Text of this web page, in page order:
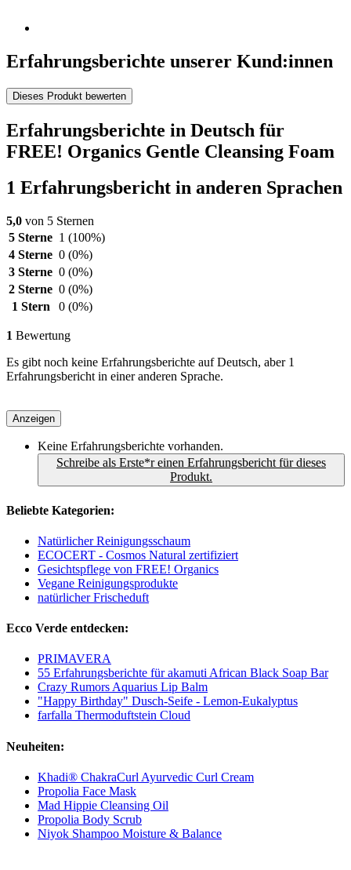
Erfahrungsberichte unserer Kund:innen
Dieses Produkt bewerten
Erfahrungsberichte in Deutsch für
FREE! Organics Gentle Cleansing Foam
1 Erfahrungsbericht in anderen Sprachen
5,0 von 5 Sternen
5 Sterne 1 (100%)
4 Sterne 0 (0%)
3 Sterne 0 (0%)
2 Sterne 0 (0%)
1 Stern
0 (0%)
1 Bewertung
Es gibt noch keine Erfahrungsberichte auf Deutsch, aber 1
Erfahrungsbericht in einer anderen Sprache.
Anzeigen
Keine Erfahrungsberichte vorhanden.
Schreibe als Erste*r einen Erfahrungsbericht für dieses
Produkt.
Beliebte Kategorien:
Natürlicher Reinigungsschaum
ECOCERT - Cosmos Natural zertifiziert
Gesichtspflege von FREE! Organics
Vegane Reinigungsprodukte
natürlicher Frischeduft
Ecco Verde entdecken:
PRIMAVERA
55 Erfahrungsberichte für akamuti African Black Soap Bar
Crazy Rumors Aquarius Lip Balm
"Happy Birthday" Dusch-Seife - Lemon-Eukalyptus
farfalla Thermoduftstein Cloud
Neuheiten:
Khadi® ChakraCurl Ayurvedic Curl Cream
Propolia Face Mask
Mad Hippie Cleansing Oil
Propolia Body Scrub
Niyok Shampoo Moisture & Balance